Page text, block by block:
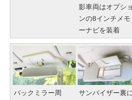
影車両はオプショ
ンの8インチメモ
ーナビを装着
バックミラー周
サンバイザー裏